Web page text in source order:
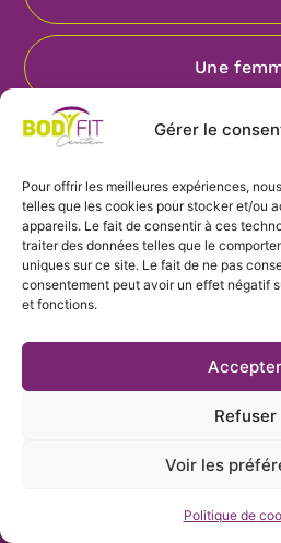
Gérer le
Pour offrir les meilleures expériences,
telles que les cookies pour stocker et/ou
appareils. Le fait de consentir à ces
traiter des données telles que le
uniques sur ce site. Le fait de ne pas
consentement peut avoir un effet négatif
et fonctions.
Accepter
Refuser
Voir les
Politique de
Une
Je préfère ne pas
Politique de
©2026 All Rights Reserved -